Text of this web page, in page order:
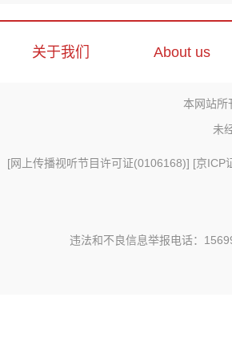
关于我们 About us
本网站所
未
[网上传播视听节目许可证(0106168)] [京ICP
违法和不良信息举报电话：